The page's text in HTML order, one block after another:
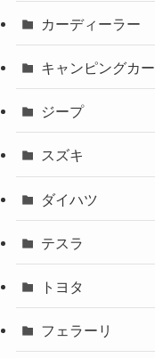
カーディーラー
キャンピングカー
ジープ
スズキ
ダイハツ
テスラ
トヨタ
フェラーリ